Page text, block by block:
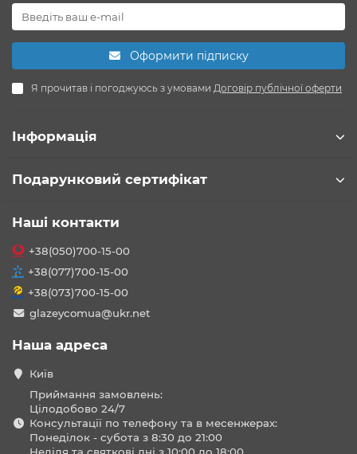
Оформити підписку
Я прочитав і погоджуюсь з умовами Договір публічної оферти
Інформація
Подарунковий сертифікат
Наші контакти
+38(050)700-15-00
+38(077)700-15-00
+38(073)700-15-00
glazeycomua@ukr.net
Наша адреса
Київ
Приймання замовлень:
Цілодобово 24/7
Консультації по телефону та в месенжерах:
Понеділок - субота з 8:30 до 21:00